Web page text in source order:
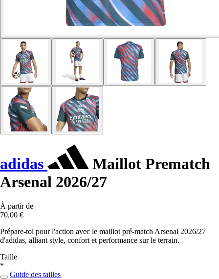
adidas
Maillot Prematch
Arsenal 2026/27
À partir de
70,00 €
Prépare-toi pour l'action avec le maillot pré-match Arsenal 2026/27
d'adidas, alliant style, confort et performance sur le terrain.
Taille
*
Guide des tailles